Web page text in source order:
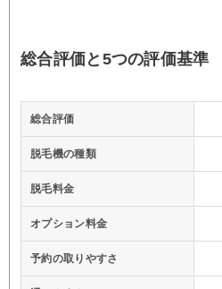
総合評価と5つの評価基準
総合評価
脱毛機の種類
脱毛料金
オプション料金
予約の取りやすさ